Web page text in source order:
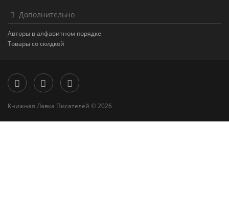
Дополнительно
Авторы в алфавитном порядке
Товары со скидкой
Книжная Лавка Писателей © 2026